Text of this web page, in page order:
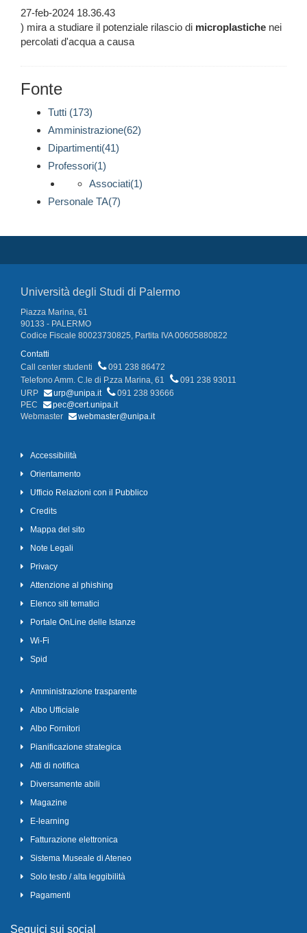
27-feb-2024 18.36.43
) mira a studiare il potenziale rilascio di microplastiche nei
percolati d'acqua a causa
Fonte
Tutti (173)
Amministrazione(62)
Dipartimenti(41)
Professori(1)
Associati(1)
Personale TA(7)
Università degli Studi di Palermo
Piazza Marina, 61
90133 - PALERMO
Codice Fiscale 80023730825, Partita IVA 00605880822
Contatti
Call center studenti
091 238 86472
Telefono Amm. C.le di P.zza Marina, 61
091 238 93011
URP
urp@unipa.it
091 238 93666
PEC
pec@cert.unipa.it
Webmaster
webmaster@unipa.it
Accessibilità
Orientamento
Ufficio Relazioni con il Pubblico
Credits
Mappa del sito
Note Legali
Privacy
Attenzione al phishing
Elenco siti tematici
Portale OnLine delle Istanze
Wi-Fi
Spid
Amministrazione trasparente
Albo Ufficiale
Albo Fornitori
Pianificazione strategica
Atti di notifica
Diversamente abili
Magazine
E-learning
Fatturazione elettronica
Sistema Museale di Ateneo
Solo testo / alta leggibilità
Pagamenti
Seguici sui social